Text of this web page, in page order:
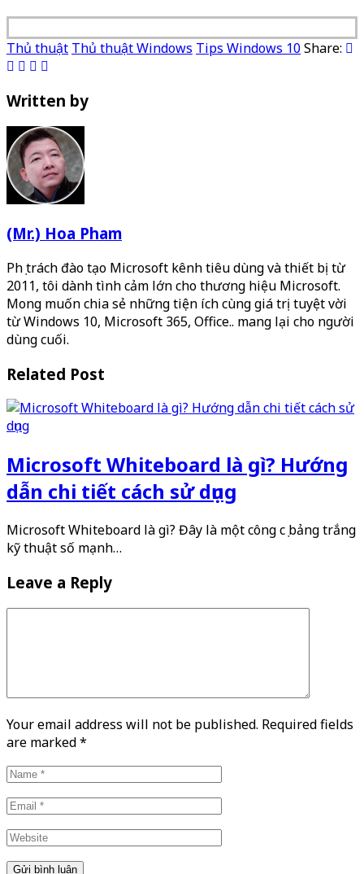
Thủ thuật Thủ thuật Windows Tips Windows 10Share:
Written by
(Mr.) Hoa Pham
Phụ trách đào tạo Microsoft kênh tiêu dùng và thiết bị từ
2011, tôi dành tình cảm lớn cho thương hiệu Microsoft.
Mong muốn chia sẻ những tiện ích cùng giá trị tuyệt vời
từ Windows 10, Microsoft 365, Office.. mang lại cho người
dùng cuối.
Related Post
Microsoft Whiteboard là gì? Hướng
dẫn chi tiết cách sử dụng
Microsoft Whiteboard là gì? Đây là một công cụ bảng trắng
kỹ thuật số mạnh…
Leave a Reply
Your email address will not be published. Required fields
are marked*